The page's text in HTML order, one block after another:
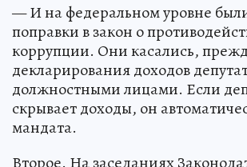
— И на федеральном уровне
поправки в закон о
коррупции. Они касались,
декларирования доходов
должностными лицами. Если
скрывает доходы, он
мандата.
Второе. На заседаниях